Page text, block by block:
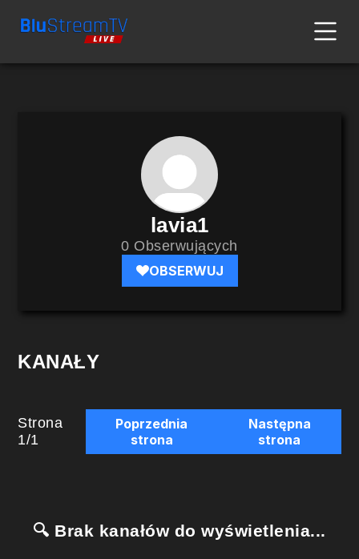
lavia1
0 Obserwujących
OBSERWUJ
KANAŁY
Strona
1/1
Poprzednia
strona
Następna
strona
🔍 Brak kanałów do wyświetlenia...